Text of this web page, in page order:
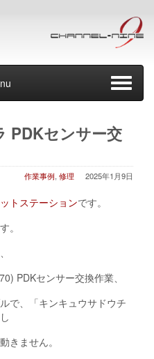
PDKセンサー交
2025年1月9日
作業事例, 修理
トステーションです。
。
PDKセンサー交換作業、
で、「キンキュウサドウチ
きません。